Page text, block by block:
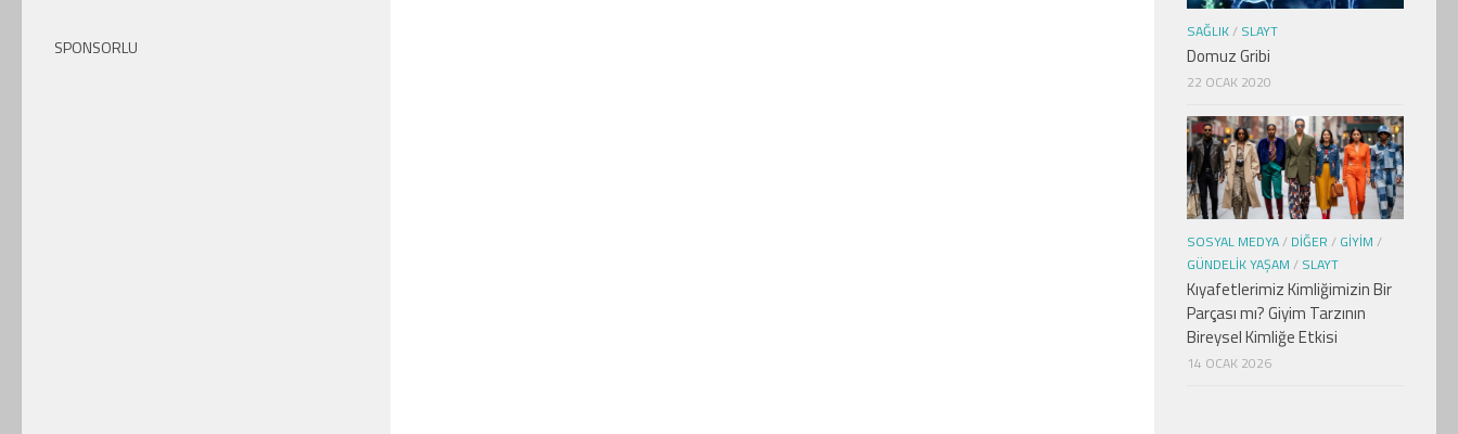
SPONSORLU
SAĞLIK/ SLAYT
Domuz Gribi
22 OCAK 2020
SOSYAL MEDYA/ DIĞER / GIYIM /
GÜNDELIK YAŞAM / SLAYT
Kıyafetlerimiz Kimliğimizin Bir
Parçası mı? Giyim Tarzının
Bireysel Kimliğe Etkisi
14 OCAK 2026